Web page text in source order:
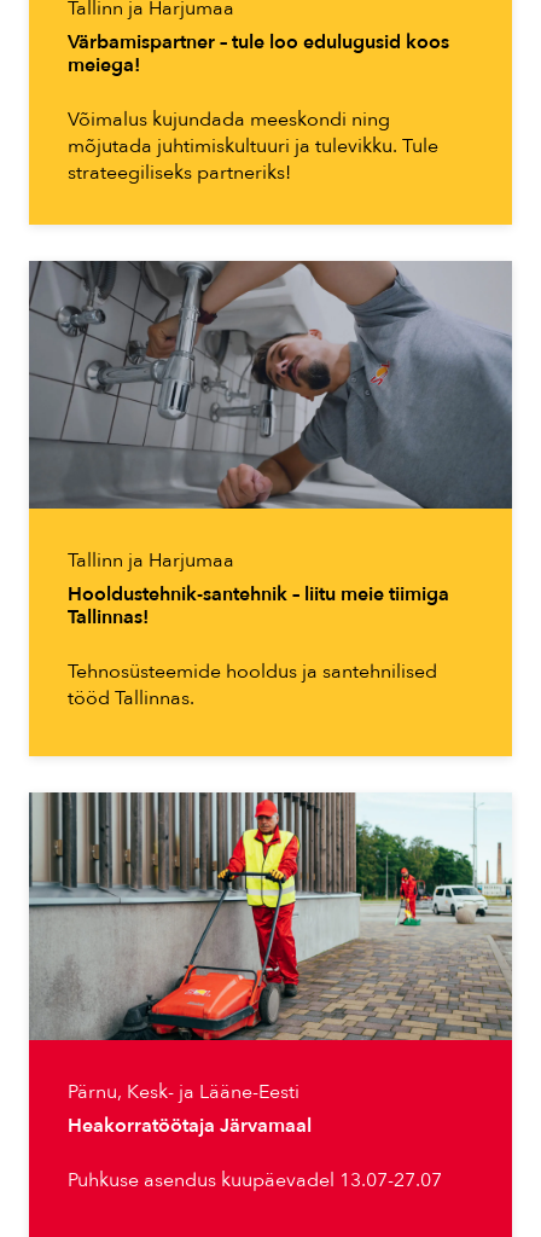
Tallinn ja Harjumaa
Värbamispartner – tule loo edulugusid koos
meiega!
Võimalus kujundada meeskondi ning
mõjutada juhtimiskultuuri ja tulevikku. Tule
strateegiliseks partneriks!
Tallinn ja Harjumaa
Hooldustehnik-santehnik – liitu meie tiimiga
Tallinnas!
Tehnosüsteemide hooldus ja santehnilised
tööd Tallinnas.
Pärnu, Kesk- ja Lääne-Eesti
Heakorratöötaja Järvamaal
Puhkuse asendus kuupäevadel 13.07-27.07